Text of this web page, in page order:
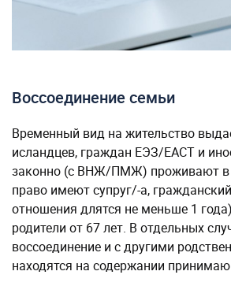
Воссоединение семьи
Временный вид на жительство
исландцев, граждан ЕЭЗ/ЕАСТ и
законно (с ВНЖ/ПМЖ) проживают в
право имеют супруг/-а,
отношения длятся не меньше 1
родители от 67 лет. В отдельных
воссоединение и с другими
находятся на содержании